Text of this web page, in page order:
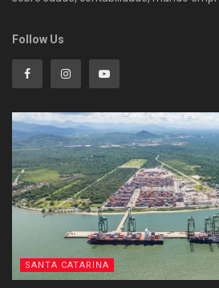
Follow Us
SANTA CATARINA